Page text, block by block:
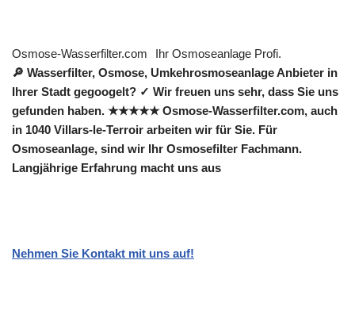
Osmose-Wasserfilter.com
Ihr Osmoseanlage Profi.
🔎 Wasserfilter, Osmose, Umkehrosmoseanlage Anbieter in
Ihrer Stadt gegoogelt? ✓ Wir freuen uns sehr, dass Sie uns
gefunden haben. ★★★★★ Osmose-Wasserfilter.com, auch
in 1040 Villars-le-Terroir arbeiten wir für Sie. Für
Osmoseanlage, sind wir Ihr Osmosefilter Fachmann.
Langjährige Erfahrung macht uns aus
Nehmen Sie Kontakt mit uns auf!